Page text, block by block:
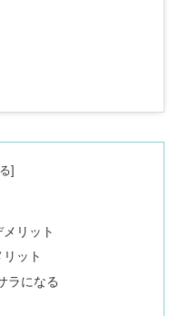
リット
ット
ラになる